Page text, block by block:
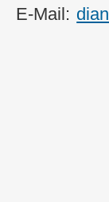
E-Mail: